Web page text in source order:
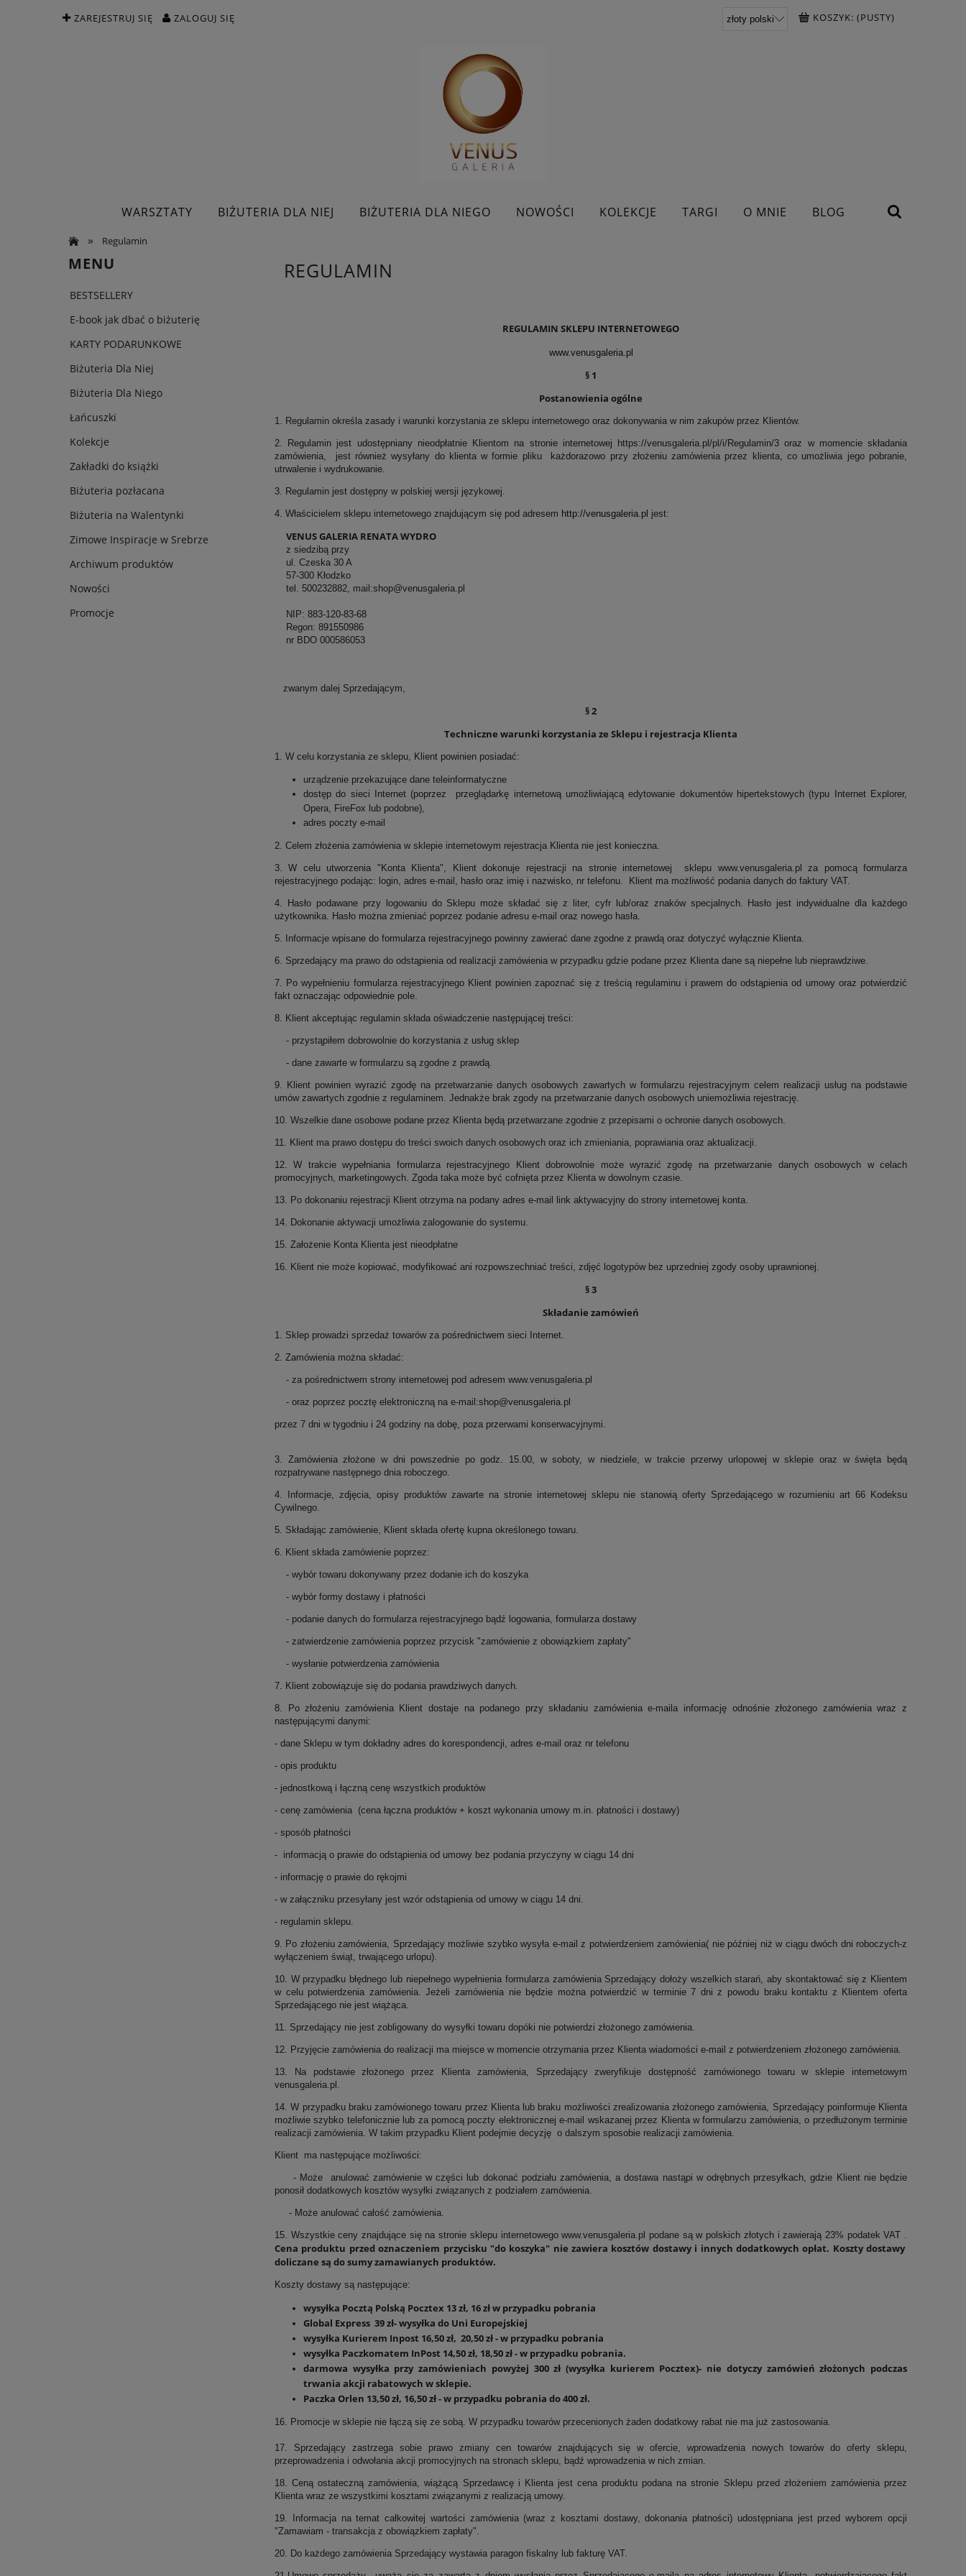
ZAREJESTRUJ SIĘ ZALOGUJ SIĘ KOSZYK: (PUSTY)
WARSZTATY BIŻUTERIA DLA NIEJ BIŻUTERIA DLA NIEGO NOWOŚCI KOLEKCJE TARGI O MNIE BLOG
» Regulamin
MENU
BESTSELLERY
E-book jak dbać o biżuterię
KARTY PODARUNKOWE
Biżuteria Dla Niej
Biżuteria Dla Niego
Łańcuszki
Kolekcje
Zakładki do książki
Biżuteria pozłacana
Biżuteria na Walentynki
Zimowe Inspiracje w Srebrze
Archiwum produktów
Nowości
Promocje
REGULAMIN
REGULAMIN SKLEPU INTERNETOWEGO
www.venusgaleria.pl
§ 1
Postanowienia ogólne
1. Regulamin określa zasady i warunki korzystania ze sklepu internetowego oraz dokonywania w nim zakupów przez Klientów.
2. Regulamin jest udostępniany nieodpłatnie Klientom na stronie internetowej https://venusgaleria.pl/pl/i/Regulamin/3 oraz w momencie składania
zamówienia, jest również wysyłany do klienta w formie pliku każdorazowo przy złożeniu zamówienia przez klienta, co umożliwia jego pobranie,
utrwalenie i wydrukowanie.
3. Regulamin jest dostępny w polskiej wersji językowej.
4. Właścicielem sklepu internetowego znajdującym się pod adresem http://venusgaleria.pl jest:
VENUS GALERIA RENATA WYDRO
z siedzibą przy
ul. Czeska 30 A
57-300 Kłodzko
tel. 500232882, mail:shop@venusgaleria.pl
NIP: 883-120-83-68
Regon: 891550986
nr BDO 000586053
zwanym dalej Sprzedającym,
§ 2
Techniczne warunki korzystania ze Sklepu i rejestracja Klienta
1. W celu korzystania ze sklepu, Klient powinien posiadać:
urządzenie przekazujące dane teleinformatyczne
dostęp do sieci Internet (poprzez przeglądarkę internetową umożliwiającą edytowanie dokumentów hipertekstowych (typu Internet Explorer,
Opera, FireFox lub podobne),
adres poczty e-mail
2. Celem złożenia zamówienia w sklepie internetowym rejestracja Klienta nie jest konieczna.
3. W celu utworzenia "Konta Klienta", Klient dokonuje rejestracji na stronie internetowej sklepu www.venusgaleria.pl za pomocą formularza
rejestracyjnego podając: login, adres e-mail, hasło oraz imię i nazwisko, nr telefonu. Klient ma możliwość podania danych do faktury VAT.
4. Hasło podawane przy logowaniu do Sklepu może składać się z liter, cyfr lub/oraz znaków specjalnych. Hasło jest indywidualne dla każdego
użytkownika. Hasło można zmieniać poprzez podanie adresu e-mail oraz nowego hasła.
5. Informacje wpisane do formularza rejestracyjnego powinny zawierać dane zgodne z prawdą oraz dotyczyć wyłącznie Klienta.
6. Sprzedający ma prawo do odstąpienia od realizacji zamówienia w przypadku gdzie podane przez Klienta dane są niepełne lub nieprawdziwe.
7. Po wypełnieniu formularza rejestracyjnego Klient powinien zapoznać się z treścią regulaminu i prawem do odstąpienia od umowy oraz potwierdzić
fakt oznaczając odpowiednie pole.
8. Klient akceptując regulamin składa oświadczenie następującej treści:
- przystąpiłem dobrowolnie do korzystania z usług sklep
- dane zawarte w formularzu są zgodne z prawdą.
9. Klient powinien wyrazić zgodę na przetwarzanie danych osobowych zawartych w formularzu rejestracyjnym celem realizacji usług na podstawie
umów zawartych zgodnie z regulaminem. Jednakże brak zgody na przetwarzanie danych osobowych uniemożliwia rejestrację.
10. Wszelkie dane osobowe podane przez Klienta będą przetwarzane zgodnie z przepisami o ochronie danych osobowych.
11. Klient ma prawo dostępu do treści swoich danych osobowych oraz ich zmieniania, poprawiania oraz aktualizacji.
12. W trakcie wypełniania formularza rejestracyjnego Klient dobrowolnie może wyrazić zgodę na przetwarzanie danych osobowych w celach
promocyjnych, marketingowych. Zgoda taka może być cofnięta przez Klienta w dowolnym czasie.
13. Po dokonaniu rejestracji Klient otrzyma na podany adres e-mail link aktywacyjny do strony internetowej konta.
14. Dokonanie aktywacji umożliwia zalogowanie do systemu.
15. Założenie Konta Klienta jest nieodpłatne
16. Klient nie może kopiować, modyfikować ani rozpowszechniać treści, zdjęć logotypów bez uprzedniej zgody osoby uprawnionej.
§ 3
Składanie zamówień
1. Sklep prowadzi sprzedaż towarów za pośrednictwem sieci Internet.
2. Zamówienia można składać:
- za pośrednictwem strony internetowej pod adresem www.venusgaleria.pl
- oraz poprzez pocztę elektroniczną na e-mail:shop@venusgaleria.pl
przez 7 dni w tygodniu i 24 godziny na dobę, poza przerwami konserwacyjnymi.
3. Zamówienia złożone w dni powszednie po godz. 15.00, w soboty, w niedziele, w trakcie przerwy urlopowej w sklepie oraz w święta będą
rozpatrywane następnego dnia roboczego.
4. Informacje, zdjęcia, opisy produktów zawarte na stronie internetowej sklepu nie stanowią oferty Sprzedającego w rozumieniu art 66 Kodeksu
Cywilnego.
5. Składając zamówienie, Klient składa ofertę kupna określonego towaru.
6. Klient składa zamówienie poprzez:
- wybór towaru dokonywany przez dodanie ich do koszyka
- wybór formy dostawy i płatności
- podanie danych do formularza rejestracyjnego bądź logowania, formularza dostawy
- zatwierdzenie zamówienia poprzez przycisk "zamówienie z obowiązkiem zapłaty"
- wysłanie potwierdzenia zamówienia
7. Klient zobowiązuje się do podania prawdziwych danych.
8. Po złożeniu zamówienia Klient dostaje na podanego przy składaniu zamówienia e-maila informację odnośnie złożonego zamówienia wraz z
następującymi danymi:
- dane Sklepu w tym dokładny adres do korespondencji, adres e-mail oraz nr telefonu
- opis produktu
- jednostkową i łączną cenę wszystkich produktów
- cenę zamówienia (cena łączna produktów + koszt wykonania umowy m.in. płatności i dostawy)
- sposób płatności
- informacją o prawie do odstąpienia od umowy bez podania przyczyny w ciągu 14 dni
- informację o prawie do rękojmi
- w załączniku przesyłany jest wzór odstąpienia od umowy w ciągu 14 dni.
- regulamin sklepu.
9. Po złożeniu zamówienia, Sprzedający możliwie szybko wysyła e-mail z potwierdzeniem zamówienia( nie później niż w ciągu dwóch dni roboczych-z
wyłączeniem świąt, trwającego urlopu).
10. W przypadku błędnego lub niepełnego wypełnienia formularza zamówienia Sprzedający dołoży wszelkich starań, aby skontaktować się z Klientem
w celu potwierdzenia zamówienia. Jeżeli zamówienia nie będzie można potwierdzić w terminie 7 dni z powodu braku kontaktu z Klientem oferta
Sprzedającego nie jest wiążąca.
11. Sprzedający nie jest zobligowany do wysyłki towaru dopóki nie potwierdzi złożonego zamówienia.
12. Przyjęcie zamówienia do realizacji ma miejsce w momencie otrzymania przez Klienta wiadomości e-mail z potwierdzeniem złożonego zamówienia.
13. Na podstawie złożonego przez Klienta zamówienia, Sprzedający zweryfikuje dostępność zamówionego towaru w sklepie internetowym
venusgaleria.pl.
14. W przypadku braku zamówionego towaru przez Klienta lub braku możliwości zrealizowania złożonego zamówienia, Sprzedający poinformuje Klienta
możliwie szybko telefonicznie lub za pomocą poczty elektronicznej e-mail wskazanej przez Klienta w formularzu zamówienia, o przedłużonym terminie
realizacji zamówienia. W takim przypadku Klient podejmie decyzję o dalszym sposobie realizacji zamówienia.
Klient ma następujące możliwości:
- Może anulować zamówienie w części lub dokonać podziału zamówienia, a dostawa nastąpi w odrębnych przesyłkach, gdzie Klient nie będzie
ponosił dodatkowych kosztów wysyłki związanych z podziałem zamówienia.
- Może anulować całość zamówienia.
15. Wszystkie ceny znajdujące się na stronie sklepu internetowego www.venusgaleria.pl podane są w polskich złotych i zawierają 23% podatek VAT .
Cena produktu przed oznaczeniem przycisku "do koszyka" nie zawiera kosztów dostawy i innych dodatkowych opłat. Koszty dostawy
doliczane są do sumy zamawianych produktów.
Koszty dostawy są następujące:
wysyłka Pocztą Polską Pocztex 13 zł, 16 zł w przypadku pobrania
Global Express 39 zł- wysyłka do Uni Europejskiej
wysyłka Kurierem Inpost 16,50 zł, 20,50 zł - w przypadku pobrania
wysyłka Paczkomatem InPost 14,50 zł, 18,50 zł - w przypadku pobrania.
darmowa wysyłka przy zamówieniach powyżej 300 zł (wysyłka kurierem Pocztex)- nie dotyczy zamówień złożonych podczas
trwania akcji rabatowych w sklepie.
Paczka Orlen 13,50 zł, 16,50 zł - w przypadku pobrania do 400 zł.
16. Promocje w sklepie nie łączą się ze sobą. W przypadku towarów przecenionych żaden dodatkowy rabat nie ma już zastosowania.
17. Sprzedający zastrzega sobie prawo zmiany cen towarów znajdujących się w ofercie, wprowadzenia nowych towarów do oferty sklepu,
przeprowadzenia i odwołania akcji promocyjnych na stronach sklepu, bądź wprowadzenia w nich zmian.
18. Ceną ostateczną zamówienia, wiążącą Sprzedawcę i Klienta jest cena produktu podana na stronie Sklepu przed złożeniem zamówienia przez
Klienta wraz ze wszystkimi kosztami związanymi z realizacją umowy.
19. Informacja na temat całkowitej wartości zamówienia (wraz z kosztami dostawy, dokonania płatności) udostępniana jest przed wyborem opcji
"Zamawiam - transakcja z obowiązkiem zapłaty".
20. Do każdego zamówienia Sprzedający wystawia paragon fiskalny lub fakturę VAT.